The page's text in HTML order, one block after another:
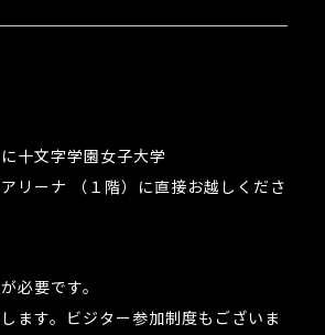
十文字学園女子大学
リーナ （１階）に直接お越しくださ
必要です。
ます。ビジター参加制度もございま